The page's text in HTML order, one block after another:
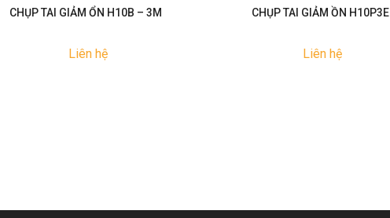
CHỤP TAI GIẢM ỔN H10B – 3M
Liên hệ
CHỤP TAI GIẢM ỒN H10P3E
Liên hệ